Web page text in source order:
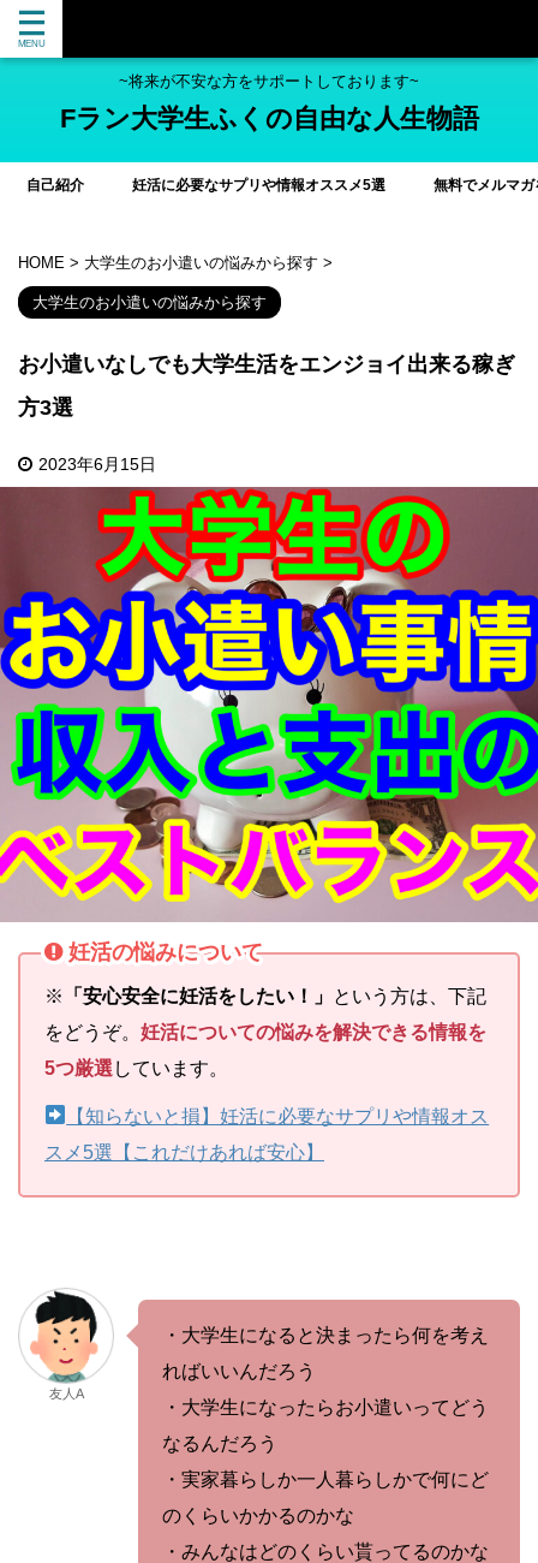
~将来が不安な方をサポートしております~
Fラン大学生ふくの自由な人生物語
自己紹介 妊活に必要なサプリや情報オススメ5選 無料でメルマガ
HOME > 大学生のお小遣いの悩みから探す >
大学生のお小遣いの悩みから探す
お小遣いなしでも大学生活をエンジョイ出来る稼ぎ
方3選
2023年6月15日
妊活の悩みについて
※ 「安心安全に妊活をしたい！」 という方は、下記
をどうぞ。 妊活についての悩みを解決できる情報を
5つ厳選 しています。
【知らないと損】妊活に必要なサプリや情報オス
スメ5選【これだけあれば安心】
友人A
・大学生になると決まったら何を考え
ればいいんだろう
・大学生になったらお小遣いってどう
なるんだろう
・実家暮らしか一人暮らしかで何にど
のくらいかかるのかな
・みんなはどのくらい貰ってるのかな